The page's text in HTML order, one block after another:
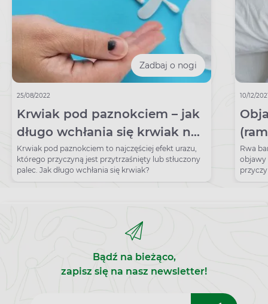
Zadbaj o nogi
25/08/2022
Krwiak pod paznokciem – jak
długo wchłania się krwiak na
palcu?
Krwiak pod paznokciem to najczęściej efekt urazu,
którego przyczyną jest przytrzaśnięty lub stłuczony
palec. Jak długo wchłania się krwiak?
10/12/
Rwa
objawy
Bądź na bieżąco,
zapisz się na nasz newsletter!